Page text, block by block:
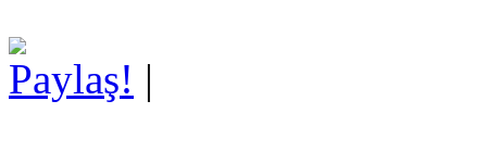
Paylaş! |